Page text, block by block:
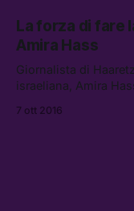
La forza di fare
Amira Hass
Giornalista di
israeliana, Amira
sul conflitto israelo-
7 ott 2016